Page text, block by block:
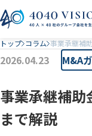
トップ コラム 事業承継補
2026.04.23 M&A
事業承継補
まで解説